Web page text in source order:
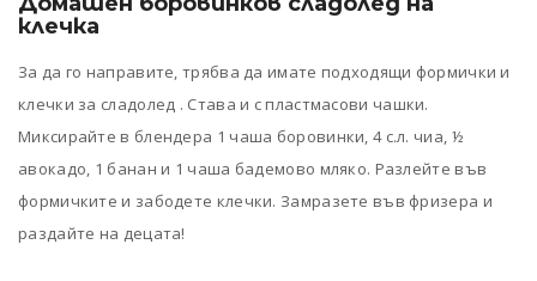
клечка
За да го направите, трябва да имате подходящи формички и
клечки за сладолед . Става и с пластмасови чашки.
Миксирайте в блендера 1 чаша боровинки, 4 с.л. чиа, ½
авокадо, 1 банан и 1 чаша бадемово мляко. Разлейте във
формичките и забодете клечки. Замразете във фризера и
раздайте на децата!